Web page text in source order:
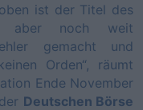
ist der Titel des
aber noch weit
gemacht und
Orden“, räumt
Ende November
Deutschen Börse